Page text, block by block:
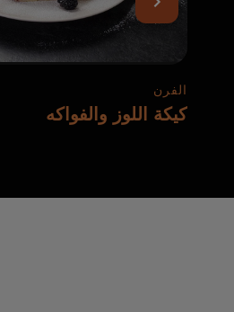
الفرن
كيكة اللوز والفواكه